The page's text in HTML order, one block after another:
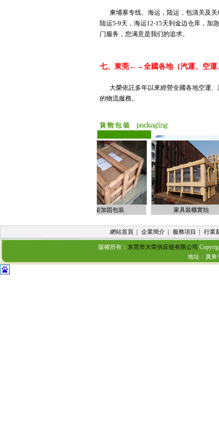
柬埔寨专线、海运，陆运，包清关及
陆运5-9天，海运12-15天到金边仓库，加
门服务，您满意是我们的追求。
七、東莞←→全國各地（汽運、空運
大榮依託多年以來經營全國各地空運
的物流服務。
木架加固包裝 家具裝櫃實拍
網站首頁 企業簡介 服務項目 行業
版權所有： 东莞市大荣供应链有限公司
地址：廣東